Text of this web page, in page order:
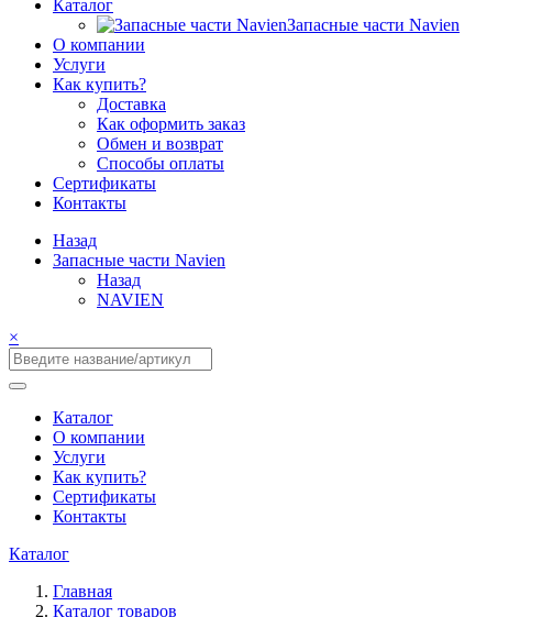
Каталог
Запасные части Navien
О компании
Услуги
Как купить?
Доставка
Как оформить заказ
Обмен и возврат
Способы оплаты
Сертификаты
Контакты
Назад
Запасные части Navien
Назад
NAVIEN
×
Каталог
О компании
Услуги
Как купить?
Сертификаты
Контакты
Каталог
Главная
Каталог товаров